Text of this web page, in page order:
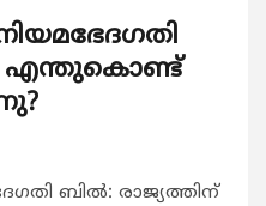
എന്തുകൊണ്ട്
ബില്‍: രാജ്യത്തിന്